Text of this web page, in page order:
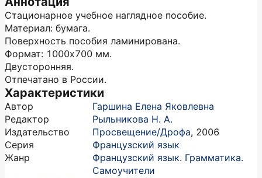
Стационарное учебное наглядное пособие.
Материал: бумага.
Поверхность пособия ламинирована.
Формат: 1000х700 мм.
Двусторонняя.
Отпечатано в России.
Характеристики
Автор
Гаршина Елена Яковлевна
Редактор
Рыльникова Н. А.
Издательство
Просвещение/Дрофа, 2006
Серия
Французский язык
Жанр
Французский язык. Грамматика.
Самоучители